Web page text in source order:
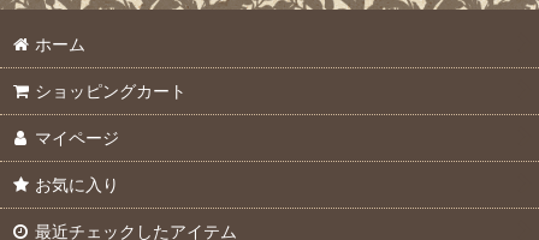
ホーム
ショッピングカート
マイページ
お気に入り
最近チェックしたアイテム